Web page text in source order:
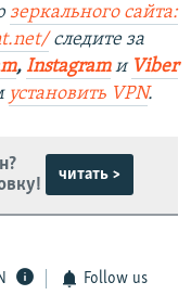
зеркального сайта:
следите за
, Instagramи Viber
установить VPN.
читать >
Follow us